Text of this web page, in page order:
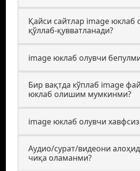
Қайси сайтлар image юклаб
қўллаб-қувватланади?
image юклаб олувчи
Бир вақтда кўплаб image
юклаб олишим мумкинми?
image юклаб олувчи
Аудио/сурат/видеони
чиқа оламанми?